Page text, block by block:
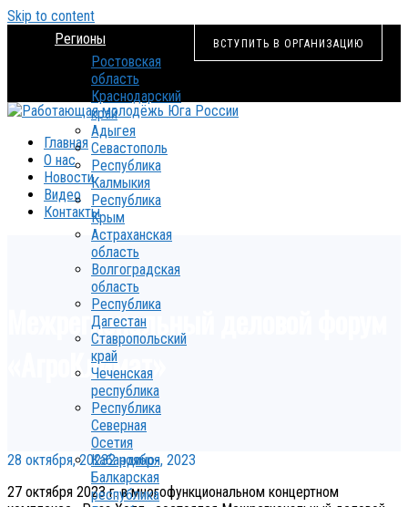
Skip to content
ВСТУПИТЬ В ОРГАНИЗАЦИЮ
Регионы
Ростовская
область
Краснодарский
край
Адыгея
Севастополь
Республика
Калмыкия
Республика
Крым
Астраханская
область
Волгоградская
область
Республика
Дагестан
Ставропольский
край
Чеченская
республика
Республика
Северная
Осетия
Кабардино-
Балкарская
республика
Главная
О нас
Новости
Видео
Контакты
Межрегиональный деловой форум
«АгроКлимат»
28 октября, 20232 ноября, 2023
27 октября 2023 г. в многофункциональном концертном